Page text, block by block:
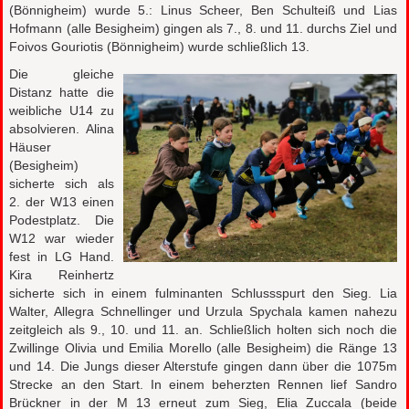
(Bönnigheim) wurde 5.: Linus Scheer, Ben Schulteiß und Lias
Hofmann (alle Besigheim) gingen als 7., 8. und 11. durchs Ziel und
Foivos Gouriotis (Bönnigheim) wurde schließlich 13.
Die gleiche
Distanz hatte die
weibliche U14 zu
absolvieren. Alina
Häuser
(Besigheim)
sicherte sich als
2. der W13 einen
Podestplatz. Die
W12 war wieder
fest in LG Hand.
Kira Reinhertz
sicherte sich in einem fulminanten Schlussspurt den Sieg. Lia
Walter, Allegra Schnellinger und Urzula Spychala kamen nahezu
zeitgleich als 9., 10. und 11. an. Schließlich holten sich noch die
Zwillinge Olivia und Emilia Morello (alle Besigheim) die Ränge 13
und 14. Die Jungs dieser Alterstufe gingen dann über die 1075m
Strecke an den Start. In einem beherzten Rennen lief Sandro
Brückner in der M 13 erneut zum Sieg, Elia Zuccala (beide